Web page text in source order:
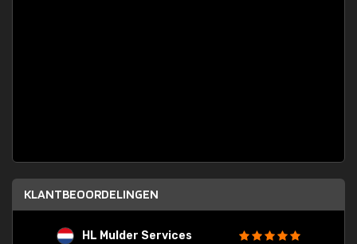
KLANTBEOORDELINGEN
HL Mulder Services